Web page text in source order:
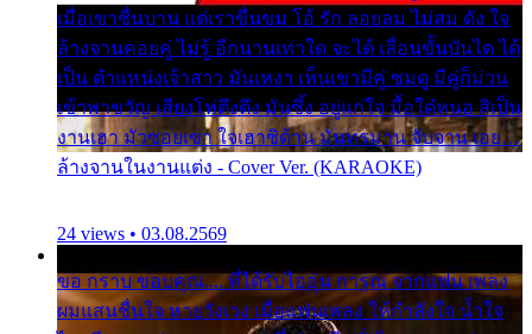
เมื่อเขาชื่นบาน แต่เราขื่นขม โอ้ รัก ลอยลม ไม่สม ดัง ใจ
ล้างจานคอยคู่ ไม่รู้ อีกนานเท่าใด จะได้ เลื่อนขั้นบันได ได้
เป็น ตำแหน่งเจ้าสาว มันเหงา เห็นเขามีคู่ ซมดู มีคู่ก็ม่วน
เข้าพาขวัญ เสียงโห่ตึงตึง มันซึ้ง อยู่แก่ใจ มื้อใด๋หนอ สิเป็น
งานเฮา มัวซอยเขา ใจเฮาซิด้าน มันทรมาน จับจาน เอย…
ล้างจานในงานแต่ง - Cover Ver. (KARAOKE)
24 views • 03.08.2569
ขอ กราบ ขอบคุณ.... ที่ได้รับไออุ่น การุณ จากแฟน เพลง
ผมแสนชื่นใจ หายวังเวง เมื่อแฟนเพลง ให้กำลังใจ น้ำใจ